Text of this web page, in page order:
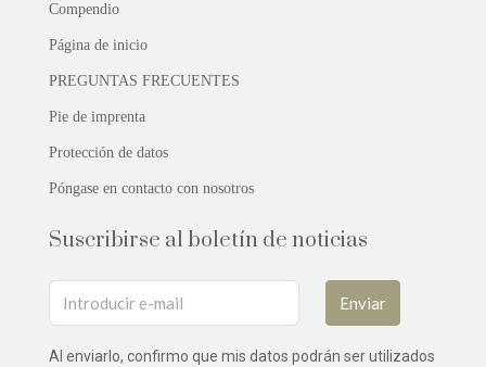
Compendio
Página de inicio
PREGUNTAS FRECUENTES
Pie de imprenta
Protección de datos
Póngase en contacto con nosotros
Suscribirse al boletín de noticias
Enviar
Al enviarlo, confirmo que mis datos podrán ser utilizados